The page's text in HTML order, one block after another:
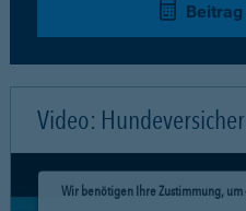
Video:
Wir benötigen Ihre Zustimmung, um